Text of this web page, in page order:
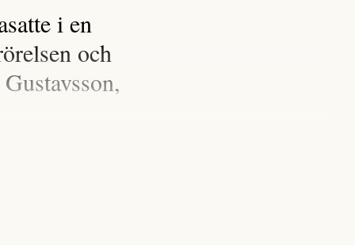
i en
och